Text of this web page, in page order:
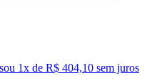
ou 1x de R$ 404,10 sem juros